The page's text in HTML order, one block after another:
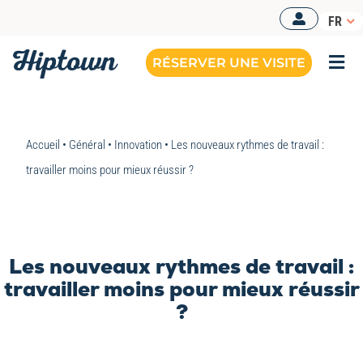
contenu
FR
RÉSERVER UNE VISITE
Accueil • Général • Innovation• Les nouveaux rythmes de travail :
travailler moins pour mieux réussir ?
Les nouveaux rythmes de travail :
travailler moins pour mieux réussir
?